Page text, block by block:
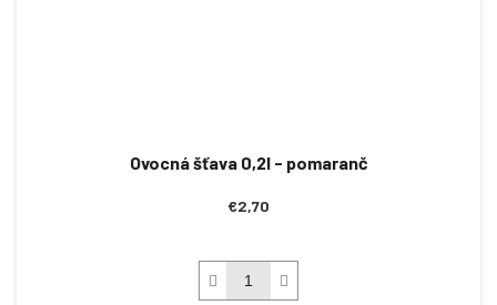
Ovocná šťava 0,2l - pomaranč
€2,70